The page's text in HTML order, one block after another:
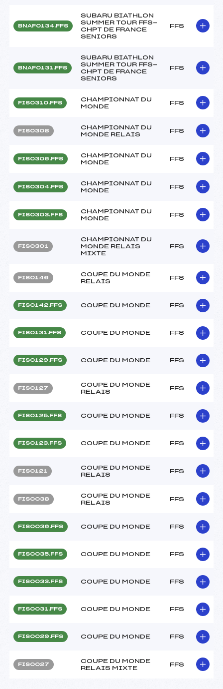
BNAF0134.FFS
SUBARU BIATHLON
SUMMER TOUR FFS-
CHPT DE FRANCE
SENIORS
FFS
BNAF0131.FFS
SUBARU BIATHLON
SUMMER TOUR FFS-
CHPT DE FRANCE
SENIORS
FFS
FIS0310.FFS
CHAMPIONNAT DU
MONDE
FFS
FIS0308
CHAMPIONNAT DU
MONDE RELAIS
FFS
FIS0306.FFS
CHAMPIONNAT DU
MONDE
FFS
FIS0304.FFS
CHAMPIONNAT DU
MONDE
FFS
FIS0303.FFS
CHAMPIONNAT DU
MONDE
FFS
FIS0301
CHAMPIONNAT DU
MONDE RELAIS
MIXTE
FFS
FIS0146
COUPE DU MONDE
RELAIS
FFS
FIS0142.FFS COUPE DU MONDE FFS
FIS0131.FFS COUPE DU MONDE FFS
FIS0129.FFS COUPE DU MONDE FFS
FIS0127
COUPE DU MONDE
RELAIS
FFS
FIS0125.FFS COUPE DU MONDE FFS
FIS0123.FFS COUPE DU MONDE FFS
FIS0121
COUPE DU MONDE
RELAIS
FFS
FIS0038
COUPE DU MONDE
RELAIS
FFS
FIS0036.FFS COUPE DU MONDE FFS
FIS0035.FFS COUPE DU MONDE FFS
FIS0033.FFS COUPE DU MONDE FFS
FIS0031.FFS COUPE DU MONDE FFS
FIS0029.FFS COUPE DU MONDE FFS
FIS0027
COUPE DU MONDE
RELAIS MIXTE
FFS